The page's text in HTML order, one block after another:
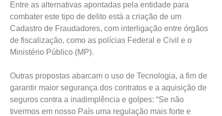
Entre as alternativas apontadas pela entidade para
combater este tipo de delito está a criação de um
Cadastro de Fraudadores, com interligação entre órgãos
de fiscalização, como as polícias Federal e Civil e o
Ministério Público (MP).
Outras propostas abarcam o uso de Tecnologia, a fim de
garantir maior segurança dos contratos e a aquisição de
seguros contra a inadimplência e golpes: “Se não
tivermos em nosso País uma regulação mais forte e